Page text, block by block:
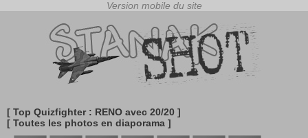
[ Top Quizfighter : RENO avec 20/20 ]
[ Toutes les photos en diaporama ]